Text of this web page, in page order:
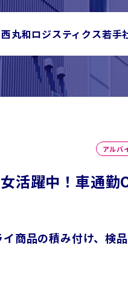
丸和ロジスティクス若手
アルバ
活躍中！車通勤
商品の積み付け、検品